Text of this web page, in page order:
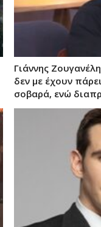
Γιάννης
δεν με έχουν
σοβαρά, ενώ